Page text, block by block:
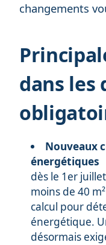
changements
dans les
Nouveaux
énergétiques
dès le 1er
moins de 40
calcul pour
énergétique.
désormais